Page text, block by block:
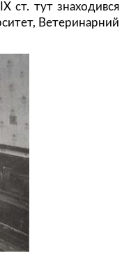
ст. тут знаходився
Ветеринарний